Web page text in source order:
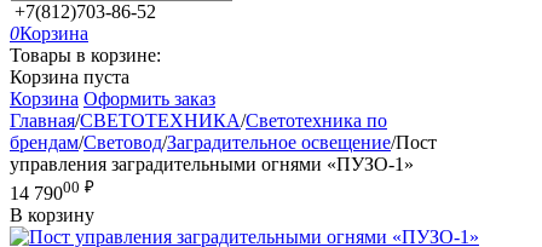
+7(812)703-86-52
0Корзина
Товары в корзине:
Корзина пуста
Корзина Оформить заказ
Главная/СВЕТОТЕХНИКА/Светотехника по
брендам/Световод/Заградительное освещение/Пост
управления заградительными огнями «ПУЗО-1»
14 79000 ₽
В корзину